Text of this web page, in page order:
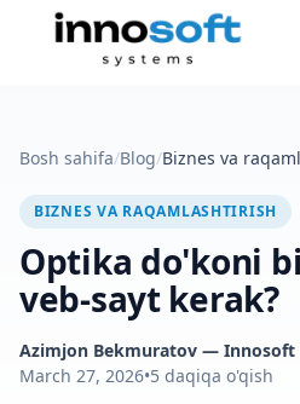
Bosh sahifa/Blog/Biznes va
BIZNES VA RAQAMLASHTIRISH
Optika do'koni
veb-sayt kerak?
Azimjon Bekmuratov — Innosoft
March 27, 2026•5 daqiqa o'qish